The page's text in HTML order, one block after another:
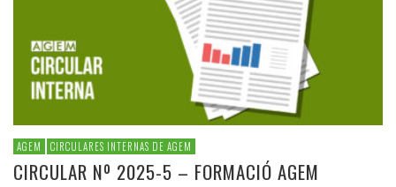
AGEM CIRCULARES INTERNAS DE AGEM
CIRCULAR Nº 2025-5 – FORMACIÓ AGEM